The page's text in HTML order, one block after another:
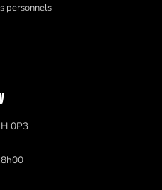
personnels
0P3